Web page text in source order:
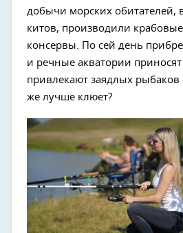
добычи морских обитателей,
китов, производили
консервы. По сей день
и речные акватории
привлекают заядлых рыбаков
же лучше клюет?